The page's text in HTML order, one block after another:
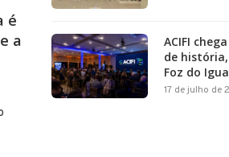
é
a
ACIFI
de
Foz do
17 de julho de